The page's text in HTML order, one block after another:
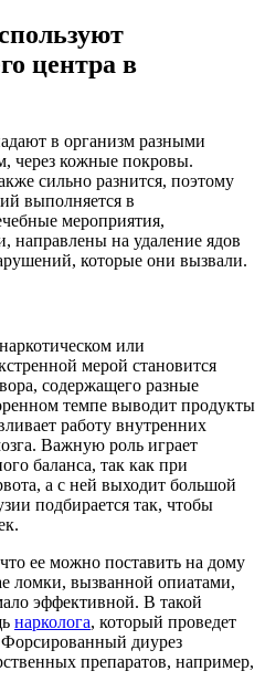
центра в
в организм разными
через кожные покровы.
сильно разнится, поэтому
выполняется в
мероприятия,
на удаление ядов
которые они вызвали.
или
мерой становится
содержащего разные
темпе выводит продукты
работу внутренних
Важную роль играет
баланса, так как при
а с ней выходит большой
подбирается так, чтобы
ее можно поставить на дому
ломки, вызванной опиатами,
эффективной. В такой
нарколога, который проведет
диурез
препаратов, например,